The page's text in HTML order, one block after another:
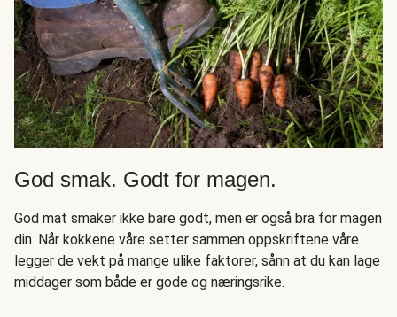
God smak. Godt for magen.
God mat smaker ikke bare godt, men er også bra for magen
din. Når kokkene våre setter sammen oppskriftene våre
legger de vekt på mange ulike faktorer, sånn at du kan lage
middager som både er gode og næringsrike.